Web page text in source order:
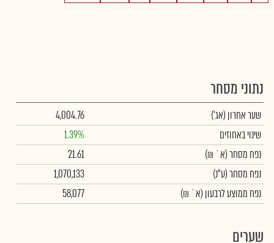
נתוני מסחר
שער אחרון (אג')
4,004.76
שינוי באחוזים
1.39%
נפח מסחר(א` ₪)
21.61
נפח מסחר(ע"נ)
1,070,133
נפח ממוצע לרבעון (א` ₪)
58,077
שערים